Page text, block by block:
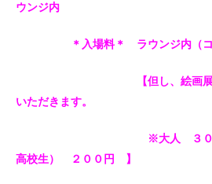
ウンジ内
＊入場料＊ ラウンジ内（コン
【但し、絵画展示室入
いただきます。
※大人 ３００円 中
高校生） ２００円 】